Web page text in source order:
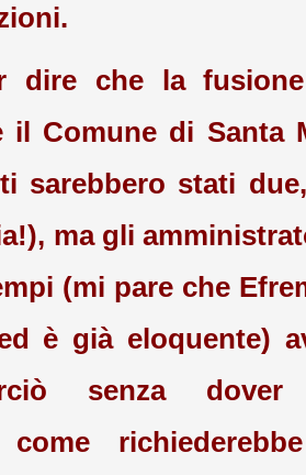
dire che la
il Comune di Santa
sarebbero stati
ma gli
(mi pare che
è già eloquente)
senza dover
come